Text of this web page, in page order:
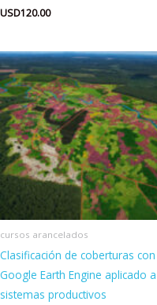
USD120.00
cursos arancelados
Clasificación de coberturas con
Google Earth Engine aplicado a
sistemas productivos